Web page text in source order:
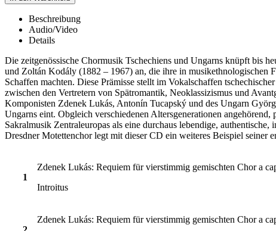
Beschreibung
Audio/Video
Details
Die zeitgenössische Chormusik Tschechiens und Ungarns knüpft bis
und Zoltán Kodály (1882 – 1967) an, die ihre in musikethnologischen
Schaffen machten. Diese Prämisse stellt im Vokalschaffen
zwischen den Vertretern von Spätromantik, Neoklassizismus und
Komponisten Zdenek Lukás, Antonín Tucapský und des Ungarn
Ungarns eint. Obgleich verschiedenen Altersgenerationen
Sakralmusik Zentraleuropas als eine durchaus lebendige,
Dresdner Motettenchor legt mit dieser CD ein weiteres Beispiel seiner
1
Zdenek Lukás: Requiem für vierstimmig gemischten Chor a
Introitus
Zdenek Lukás: Requiem für vierstimmig gemischten Chor a